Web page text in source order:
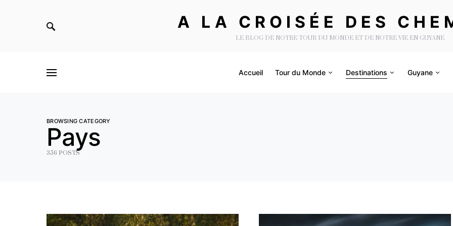
A LA CROISÉE DES
LE BLOG DE NOTRE TOUR DU MONDE ET DE NOTRE VIE EN GUYANE
Accueil Tour du Monde Destinations Guyane
BROWSING CATEGORY
Pays
356 POSTS